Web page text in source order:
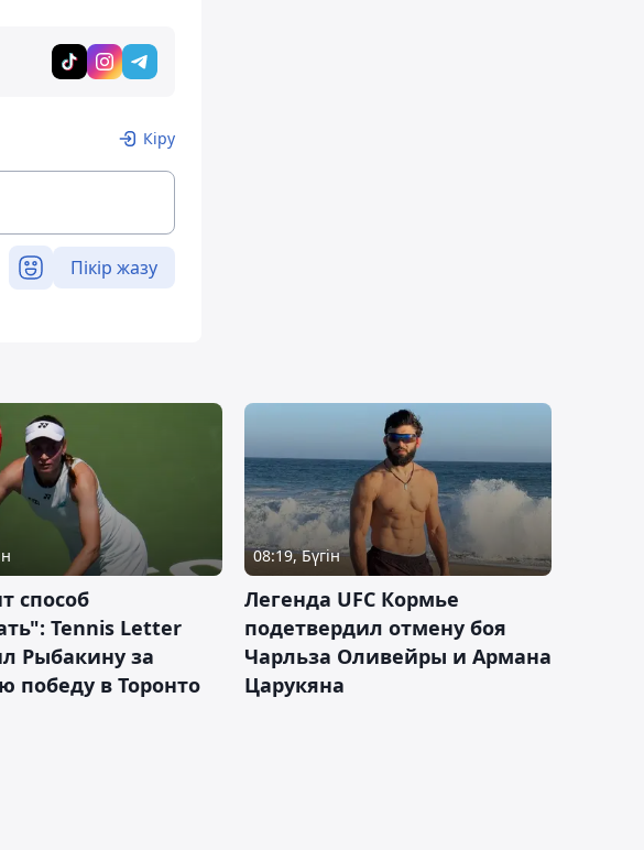
Кіру
Пікір жазу
способ
Tennis Letter
Рыбакину за
победу в Торонто
08:19, Бүгін
Легенда UFC Кормье
подетвердил отмену боя
Чарльза Оливейры и Армана
Царукяна